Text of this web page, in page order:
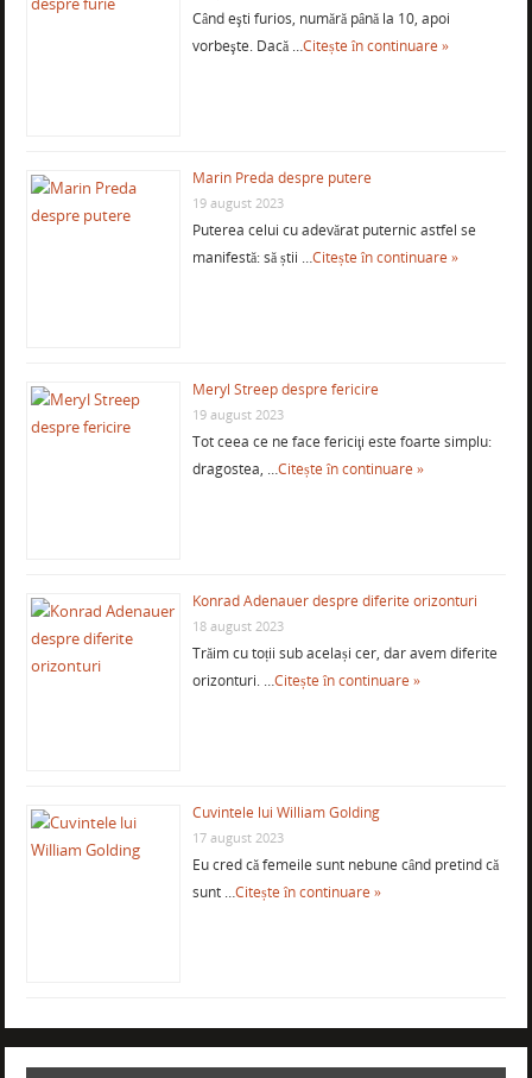
Când eşti furios, numără până la 10, apoi
vorbeşte. Dacă …Citește în continuare »
Marin Preda despre putere
19 august 2023
Puterea celui cu adevărat puternic astfel se
manifestă: să știi …Citește în continuare »
Meryl Streep despre fericire
19 august 2023
Tot ceea ce ne face fericiţi este foarte simplu:
dragostea, …Citește în continuare »
Konrad Adenauer despre diferite orizonturi
18 august 2023
Trăim cu toții sub același cer, dar avem diferite
orizonturi. …Citește în continuare »
Cuvintele lui William Golding
17 august 2023
Eu cred că femeile sunt nebune când pretind că
sunt …Citește în continuare »